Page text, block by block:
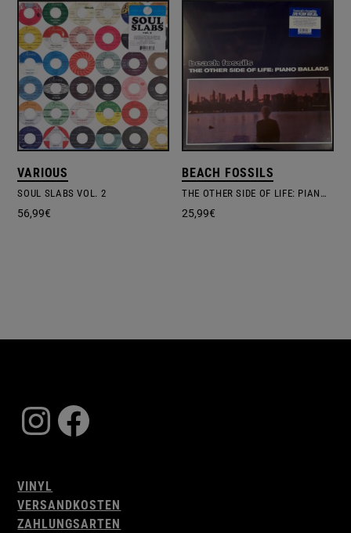
VARIOUS
SOUL SLABS VOL. 2
56,99€
BEACH FOSSILS
THE OTHER SIDE OF LIFE: PIANO BALLADS
25,99€
Instagram
Facebook
VINYL
VERSANDKOSTEN
ZAHLUNGSARTEN